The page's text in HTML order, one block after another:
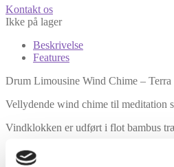
Kontakt os
Ikke på lager
Beskrivelse
Features
Drum Limousine Wind Chime –
Vellydende wind chime til meditation
Vindklokken er udført i flot bambus
Benyttes ofte til meditation og yoga.